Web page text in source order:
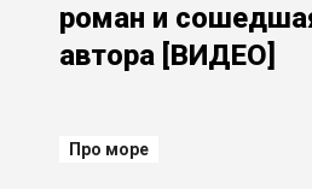
роман и
автора [ВИДЕО]
Про море